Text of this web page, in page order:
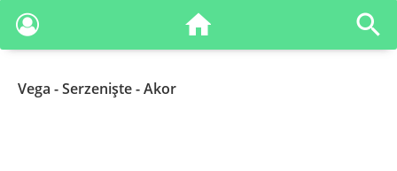
Vega - Serzenişte - Akor